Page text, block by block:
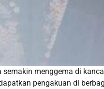
semakin menggema di
pengakuan di